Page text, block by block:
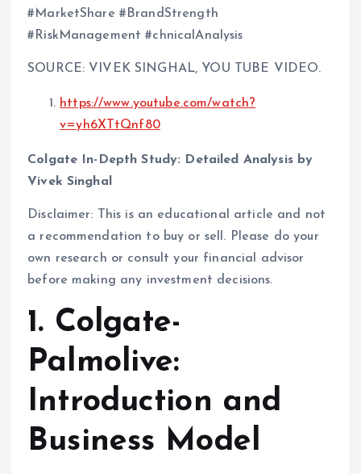
#MarketShare #BrandStrength
#RiskManagement #chnicalAnalysis
SOURCE: VIVEK SINGHAL, YOU TUBE VIDEO.
https://www.youtube.com/watch?
v=yh6XTtQnf80
Colgate In-Depth Study: Detailed Analysis by
Vivek Singhal
Disclaimer: This is an educational article and not
a recommendation to buy or sell. Please do your
own research or consult your financial advisor
before making any investment decisions.
1. Colgate-
Palmolive:
Introduction and
Business Model